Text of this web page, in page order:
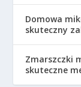
Domowa
skuteczny
Zmarszczki
skuteczne